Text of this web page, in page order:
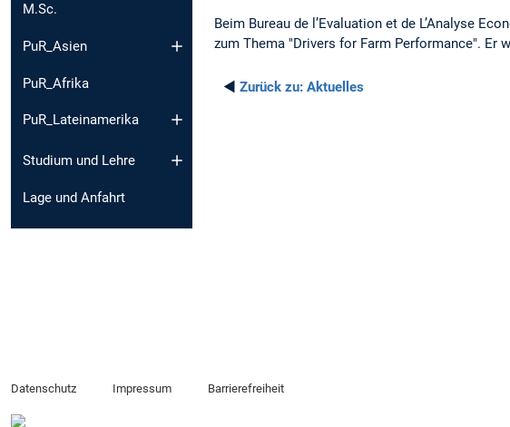
M.Sc.
PuR_Asien
PuR_Afrika
PuR_Lateinamerika
Studium und Lehre
Lage und Anfahrt
Beim Bureau de l’Evaluation et de L’Analyse
zum Thema "Drivers for Farm Performance". Er
◄ Zurück zu: Aktuelles
Datenschutz Impressum Barrierefreiheit